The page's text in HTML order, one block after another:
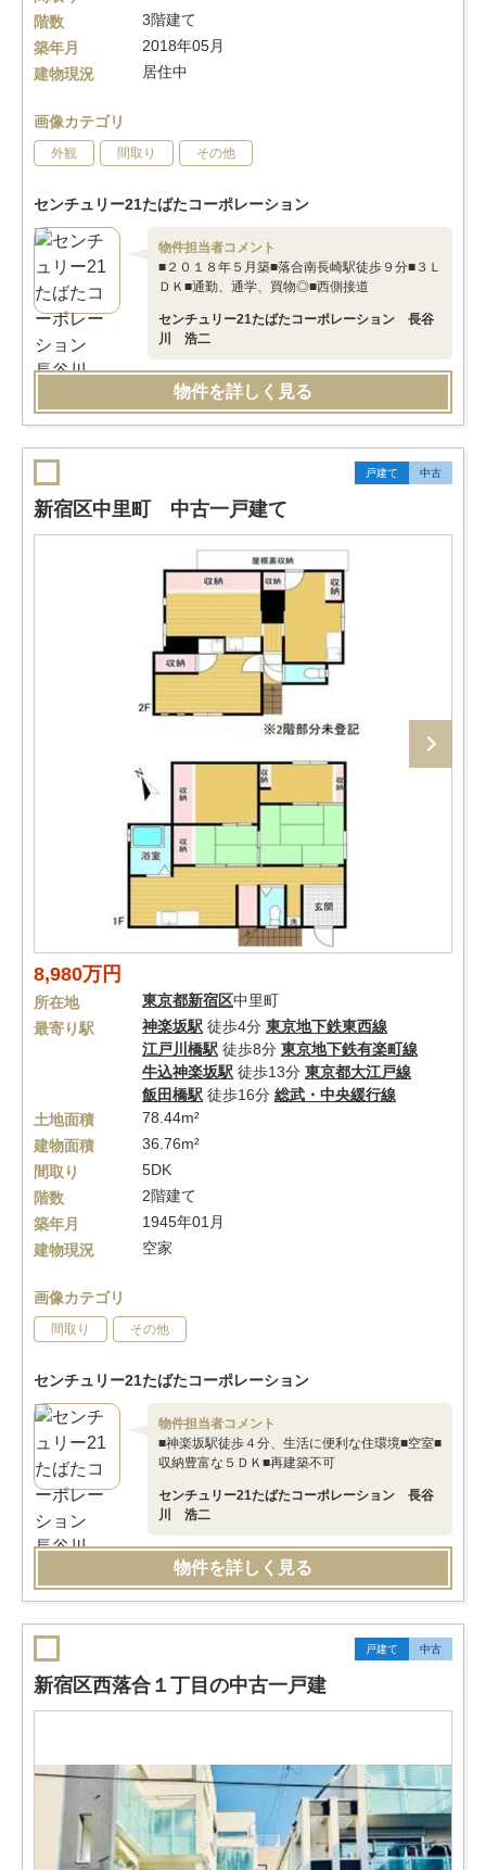
階数
3階建て
築年月
2018年05月
建物現況
居住中
画像カテゴリ
外観 間取り その他
センチュリー21たばたコーポレーション
物件担当者コメント
■２０１８年５月築■落合南長崎駅徒歩９分■３Ｌ
ＤＫ■通勤、通学、買物◎■西側接道
センチュリー21たばたコーポレーション 長谷
川 浩二
物件を詳しく見る
戸建て 中古
新宿区中里町 中古一戸建て
8,980万円
所在地 東京都新宿区中里町
最寄り駅
神楽坂駅 徒歩4分 東京地下鉄東西線
江戸川橋駅 徒歩8分 東京地下鉄有楽町線
牛込神楽坂駅 徒歩13分 東京都大江戸線
飯田橋駅 徒歩16分 総武・中央緩行線
土地面積
78.44m²
建物面積
36.76m²
間取り
5DK
階数
2階建て
築年月
1945年01月
建物現況
空家
画像カテゴリ
間取り その他
センチュリー21たばたコーポレーション
物件担当者コメント
■神楽坂駅徒歩４分、生活に便利な住環境■空室■
収納豊富な５ＤＫ■再建築不可
センチュリー21たばたコーポレーション 長谷
川 浩二
物件を詳しく見る
戸建て 中古
新宿区西落合１丁目の中古一戸建